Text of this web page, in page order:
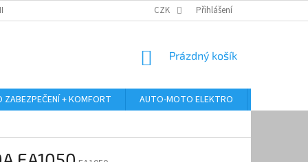
OSOBNÍCH ÚDAJŮ ODSTOUPENÍ OD KUPNÍ SMLOUVY
CZK Přihlášení
NÁKUPNÍ
Prázdný košík
ZABEZPEČENÍ + KOMFORT AUTO-MOTO ELEKTRO